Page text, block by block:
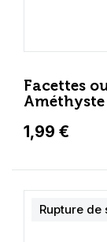
Facettes
Améthyste
1,99 €
Rupture de